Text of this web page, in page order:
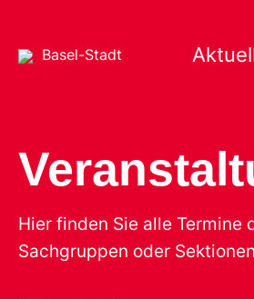
Basel-Stadt
Hier finden Sie alle Termine
Sachgruppen oder